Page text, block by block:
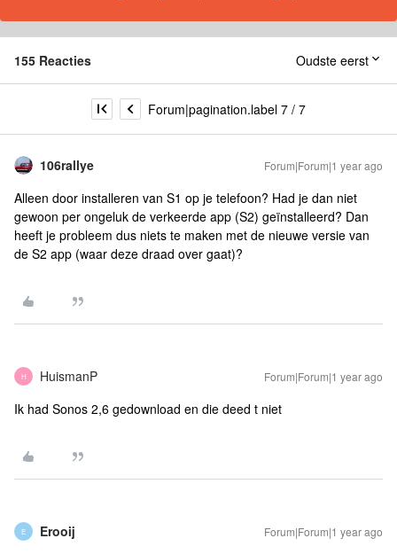
155 Reacties Oudste eerst
Forum|pagination.label 7 / 7
106rallye Forum|Forum|1 year ago
Alleen door installeren van S1 op je telefoon? Had je dan niet
gewoon per ongeluk de verkeerde app (S2) geïnstalleerd? Dan
heeft je probleem dus niets te maken met de nieuwe versie van
de S2 app (waar deze draad over gaat)?
H HuismanP Forum|Forum|1 year ago
Ik had Sonos 2,6 gedownload en die deed t niet
E Erooij Forum|Forum|1 year ago